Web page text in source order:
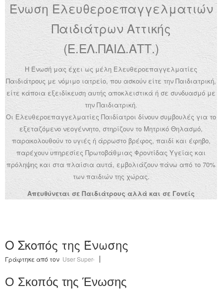
Ένωση Ελευθεροεπαγγελματιών
Παιδιάτρων Αττικής
(Ε.ΕΛ.ΠΑΙΔ.ΑΤΤ.)
Η Ένωσή μας έχει ως μέλη Ελευθεροεπαγγελματίες
Παιδιάτρους με νόμιμο ιατρείο, που ασκούν είτε την Παιδιατρική,
είτε κάποια εξειδίκευση αυτής αποκλειστικά ή σε συνδυασμό με
την Παιδιατρική.
Οι Ελευθεροεπαγγελματίες Παιδίατροι δίνουν συμβουλές για το
εξεταζόμενο νεογέννητο, στηρίζουν το Μητρικό Θηλασμό,
παρακολουθούν το υγιές ή άρρωστο βρέφος, παιδί και έφηβο,
παρέχουν υπηρεσίες Πρωτοβάθμιας Φροντίδας Υγείας και
πρόληψης και στα πλαίσια αυτά, εμβολιάζουν πάνω από το 70%
των παιδιών της χώρας.
Απευθύνεται σε Παιδιάτρους αλλά και σε Γονείς
Ο Σκοπός της Ένωσης
Γράφτηκε από τον User Super-
Ο Σκοπός της Ένωσης
Ανακοινώσεις
Εργαλεία για Παιδιάτρους
Χρήσιμα Links
Επεξεργασία Προφίλ